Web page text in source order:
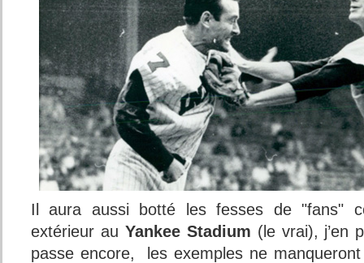
Il aura aussi botté les fesses de "fans"
extérieur au Yankee Stadium (le vrai), j’en
passe encore, les exemples ne